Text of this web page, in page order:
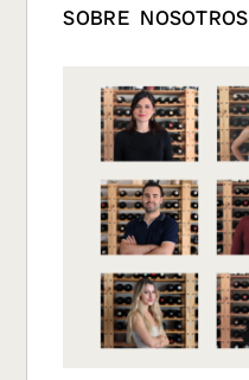
SOBRE NOSOTROS